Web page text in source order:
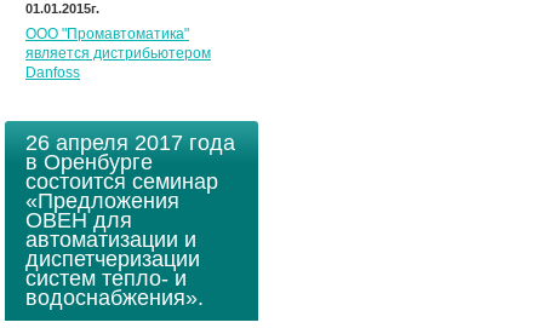
01.01.2015г.
ООО "Промавтоматика"
является дистрибьютером
Danfoss
26 апреля 2017 года
в Оренбурге
состоится семинар
«Предложения
ОВЕН для
автоматизации и
диспетчеризации
систем тепло- и
водоснабжения».